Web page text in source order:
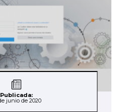
Publicada:
junio de 2020